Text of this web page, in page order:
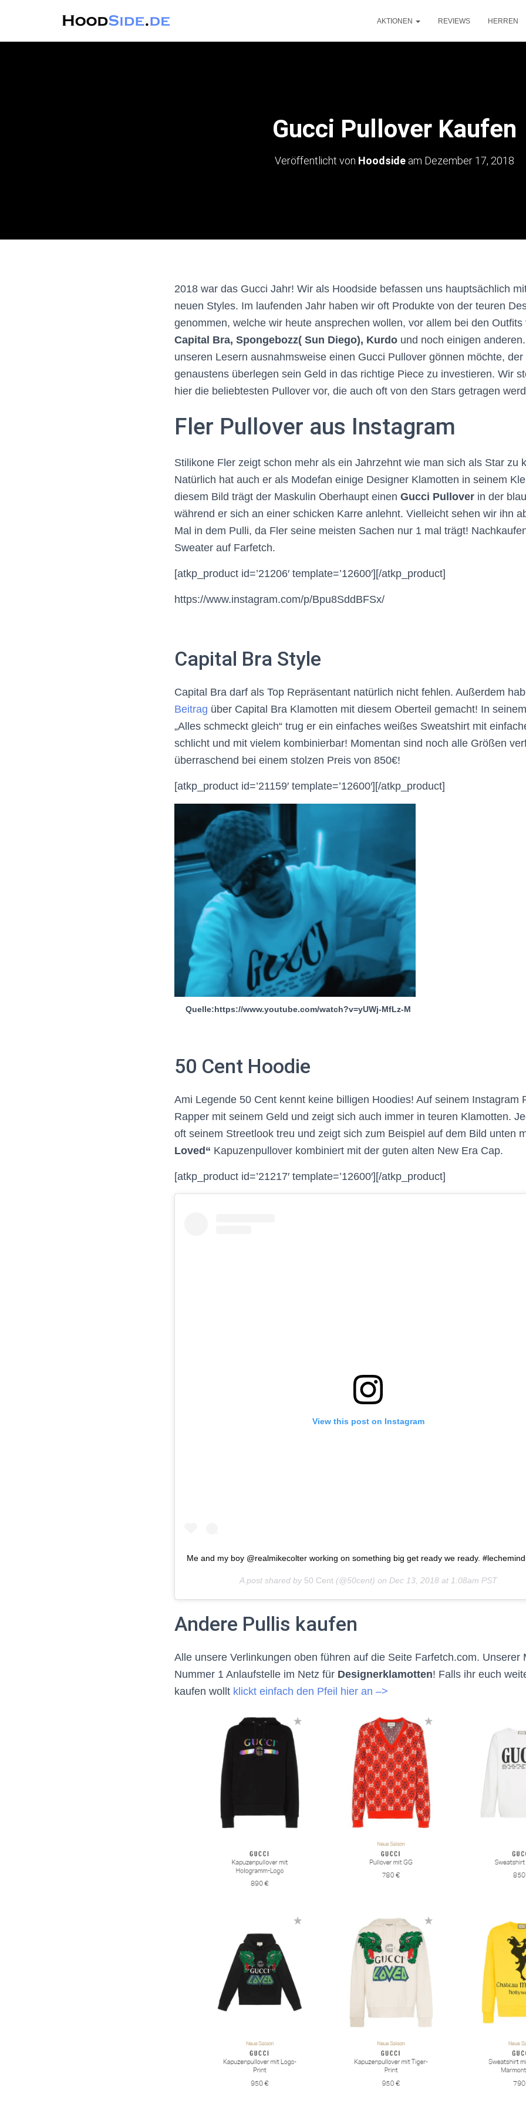
AKTIONEN REVIEWS HERREN
Gucci Pullover Kaufen
Veröffentlicht von Hoodside am Dezember 17, 2018
2018 war das Gucci Jahr! Wir als Hoodside befassen uns hauptsächlich
neuen Styles. Im laufenden Jahr haben wir oft Produkte von der teuren
genommen, welche wir heute ansprechen wollen, vor allem bei den
Capital Bra, Spongebozz( Sun Diego), Kurdo und noch einigen
unseren Lesern ausnahmsweise einen Gucci Pullover gönnen möchte,
genaustens überlegen sein Geld in das richtige Piece zu investieren. Wir
hier die beliebtesten Pullover vor, die auch oft von den Stars getragen
Fler Pullover aus Instagram
Stilikone Fler zeigt schon mehr als ein Jahrzehnt wie man sich als Star zu
Natürlich hat auch er als Modefan einige Designer Klamotten in seinem
diesem Bild trägt der Maskulin Oberhaupt einen Gucci Pullover in der
während er sich an einer schicken Karre anlehnt. Vielleicht sehen wir ihn
Mal in dem Pulli, da Fler seine meisten Sachen nur 1 mal trägt!
Sweater auf Farfetch.
[atkp_product id=’21206′ template=’12600′][/atkp_product]
https://www.instagram.com/p/Bpu8SddBFSx/
Capital Bra Style
Capital Bra darf als Top Repräsentant natürlich nicht fehlen. Außerdem
Beitrag über Capital Bra Klamotten mit diesem Oberteil gemacht! In
„Alles schmeckt gleich“ trug er ein einfaches weißes Sweatshirt mit
schlicht und mit vielem kombinierbar! Momentan sind noch alle Größen
überraschend bei einem stolzen Preis von 850€!
[atkp_product id=’21159′ template=’12600′][/atkp_product]
Quelle:https://www.youtube.com/watch?v=yUWj-MfLz-M
50 Cent Hoodie
Ami Legende 50 Cent kennt keine billigen Hoodies! Auf seinem Instagram
Rapper mit seinem Geld und zeigt sich auch immer in teuren Klamotten.
oft seinem Streetlook treu und zeigt sich zum Beispiel auf dem Bild unten
Loved“ Kapuzenpullover kombiniert mit der guten alten New Era Cap.
[atkp_product id=’21217′ template=’12600′][/atkp_product]
View this post on Instagram
Me and my boy @realmikecolter working on something big get ready we ready.
A post shared by 50 Cent(@50cent) on Dec 13, 2018 at 1:08am PST
Andere Pullis kaufen
Alle unsere Verlinkungen oben führen auf die Seite Farfetch.com. Unserer
Nummer 1 Anlaufstelle im Netz für Designerklamotten! Falls ihr euch
kaufen wollt klickt einfach den Pfeil hier an –>